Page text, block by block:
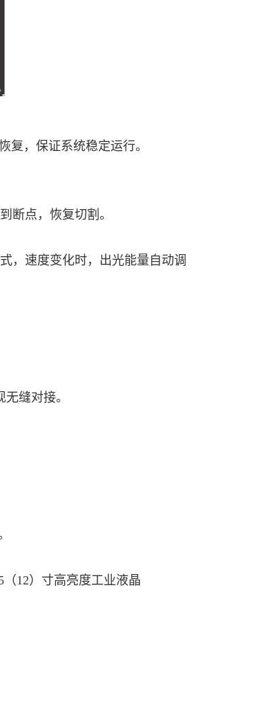
复，保证系统稳定运行。
断点，恢复切割。
，速度变化时，出光能量自 动调
缝对接。
12）寸高亮度工业液晶